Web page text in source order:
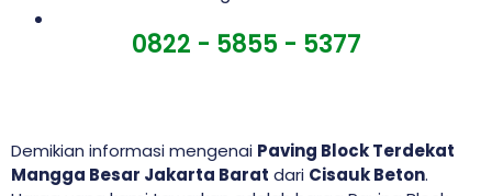
0822 - 5855 - 5377
Demikian informasi mengenai Paving Block Terdekat
Mangga Besar Jakarta Barat dari Cisauk Beton.